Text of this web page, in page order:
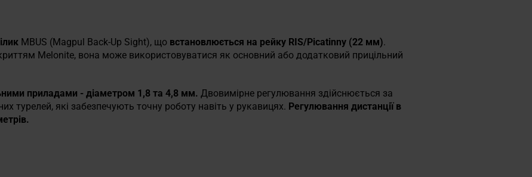
MBUS (Magpul Back-Up Sight), що встановлюється на рейку RIS/Picatinny (22 мм).
Melonite, вона може використовуватися як основний або додатковий прицільний
приладами - діаметром 1,8 та 4,8 мм. Двовимірне регулювання здійснюється за
турелей, які забезпечують точну роботу навіть у рукавицях. Регулювання дистанції в